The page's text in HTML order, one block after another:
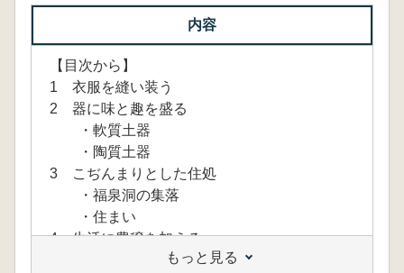
内容
【目次から】
1 衣服を縫い装う
2 器に味と趣を盛る
・軟質土器
・陶質土器
3 こぢんまりとした住処
・福泉洞の集落
・住まい
4 生活に豊穣を加える
もっと見る